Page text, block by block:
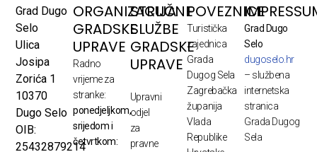
Grad Dugo
Selo
Ulica
Josipa
Zorića 1
10370
Dugo Selo
OIB:
25432879214
ORGANIZACIJA
GRADSKE
UPRAVE
Radno
vrijeme za
stranke:
ponedjeljkom,
srijedom i
četvrtkom:
STRUČNE
SLUŽBE
GRADSKE
UPRAVE
Upravni
odjel
za
pravne
POVEZNICE
Turistička
zajednica
Grada
Dugog Sela
Zagrebačka
županija
Vlada
Republike
Grad Dugo
Selo
dugoselo.hr
– službena
internetska
stranica
Grada Dugog
Sela